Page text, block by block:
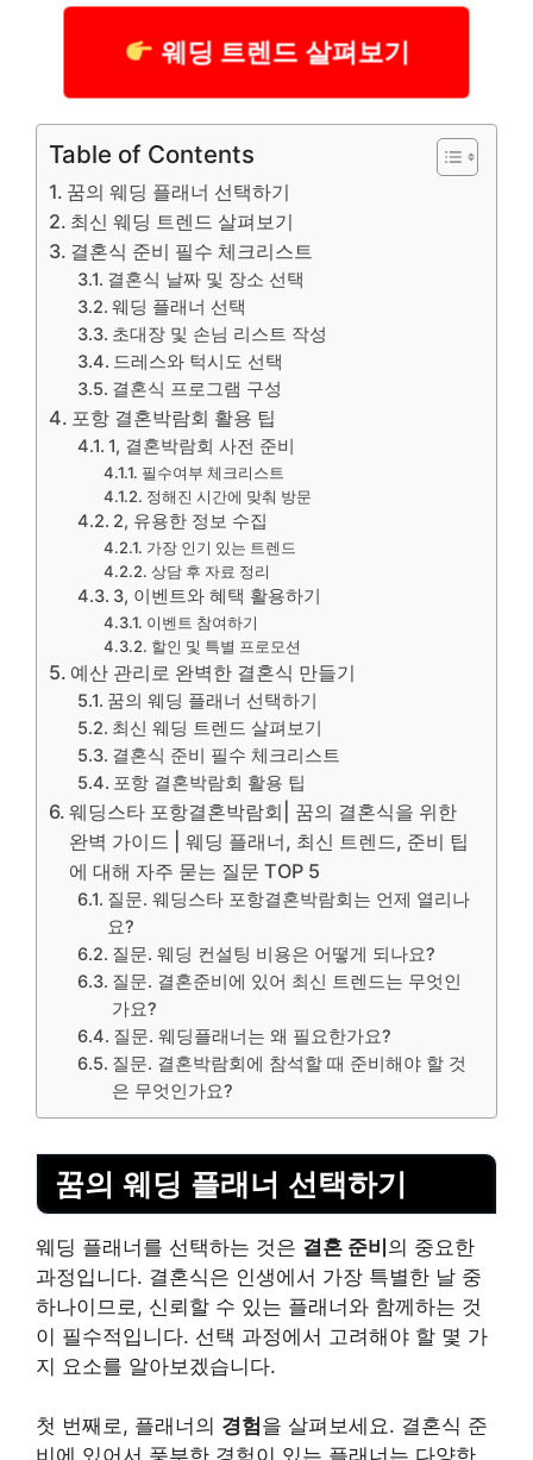
웨딩 트렌드 살펴보기
Table of Contents
꿈의 웨딩 플래너 선택하기
최신 웨딩 트렌드 살펴보기
결혼식 준비 필수 체크리스트
결혼식 날짜 및 장소 선택
웨딩 플래너 선택
초대장 및 손님 리스트 작성
드레스와 턱시도 선택
결혼식 프로그램 구성
포항 결혼박람회 활용 팁
1, 결혼박람회 사전 준비
필수여부 체크리스트
정해진 시간에 맞춰 방문
2, 유용한 정보 수집
가장 인기 있는 트렌드
상담 후 자료 정리
3, 이벤트와 혜택 활용하기
이벤트 참여하기
할인 및 특별 프로모션
예산 관리로 완벽한 결혼식 만들기
꿈의 웨딩 플래너 선택하기
최신 웨딩 트렌드 살펴보기
결혼식 준비 필수 체크리스트
포항 결혼박람회 활용 팁
웨딩스타 포항결혼박람회| 꿈의 결혼식을 위한
완벽 가이드 | 웨딩 플래너, 최신 트렌드, 준비 팁
에 대해 자주 묻는 질문 TOP 5
질문. 웨딩스타 포항결혼박람회는 언제 열리나
요?
질문. 웨딩 컨설팅 비용은 어떻게 되나요?
질문. 결혼준비에 있어 최신 트렌드는 무엇인
가요?
질문. 웨딩플래너는 왜 필요한가요?
질문. 결혼박람회에 참석할 때 준비해야 할 것
은 무엇인가요?
꿈의 웨딩 플래너 선택하기
웨딩 플래너를 선택하는 것은 결혼 준비의 중요한
과정입니다. 결혼식은 인생에서 가장 특별한 날 중
하나이므로, 신뢰할 수 있는 플래너와 함께하는 것
이 필수적입니다. 선택 과정에서 고려해야 할 몇 가
지 요소를 알아보겠습니다.
첫 번째로, 플래너의 경험을 살펴보세요. 결혼식 준